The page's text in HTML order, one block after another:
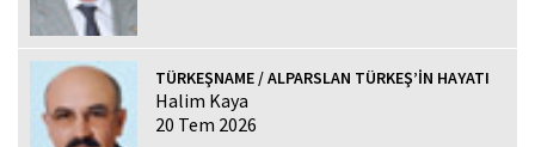
TÜRKEŞNAME / ALPARSLAN TÜRKEŞ’İN HAYATI
Halim Kaya
20 Tem 2026